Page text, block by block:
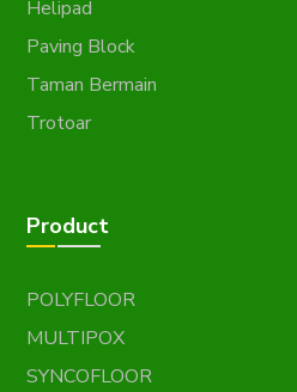
Helipad
Paving Block
Taman Bermain
Trotoar
Product
POLYFLOOR
MULTIPOX
SYNCOFLOOR